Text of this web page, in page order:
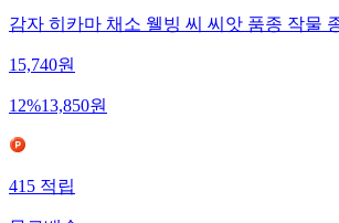
감자 히카마 채소 웰빙 씨 씨앗 품종 작물
15,740원
12%13,850원
415적립